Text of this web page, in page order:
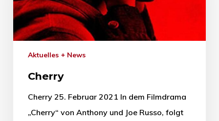
Aktuelles + News
Cherry
Cherry 25. Februar 2021 In dem Filmdrama
„Cherry“ von Anthony und Joe Russo, folgt